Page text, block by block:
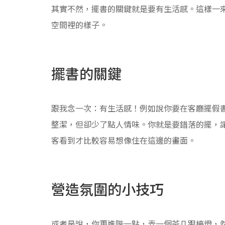
其實不然，擺書的關鍵就是要有生活感。這樣
空間裡的樣子。
擺書的關鍵
跟我念一次：有生活感！例如說你要在客廳擺
整潔，但卻少了點人情味。你就是要錯落的擺
客看到才比較容易想像住在這邊的畫面。
營造氛圍的小技巧